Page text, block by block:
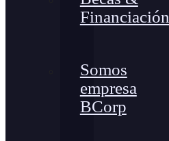
Financiación
Somos
empresa
BCorp